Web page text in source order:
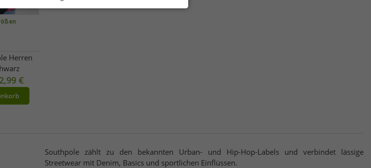
Herren
€
Southpole zählt zu den bekannten Urban- und Hip-Hop-Labels und verbindet lässige
Streetwear mit Denim, Basics und sportlichen Einflüssen.